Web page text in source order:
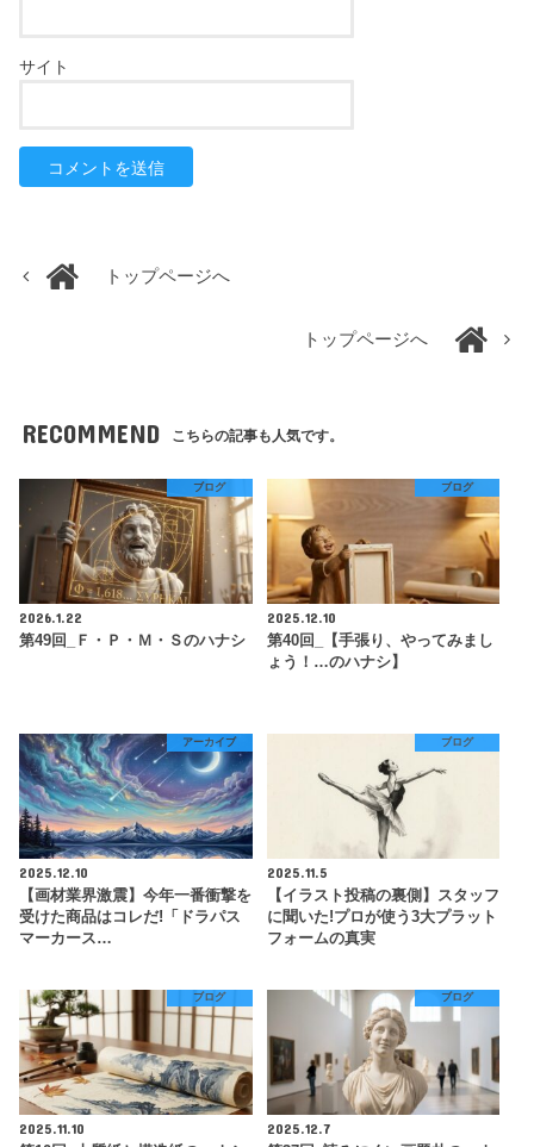
サイト
トップページへ
トップページへ
RECOMMEND こちらの記事も人気です。
ブログ
2026.1.22
第49回_Ｆ・Ｐ・Ｍ・Ｓのハナシ
ブログ
2025.12.10
第40回_【手張り、やってみまし
ょう！…のハナシ】
アーカイブ
2025.12.10
【画材業界激震】今年一番衝撃を
受けた商品はコレだ!「ドラパス
マーカース…
ブログ
2025.11.5
【イラスト投稿の裏側】スタッフ
に聞いた!プロが使う3大プラット
フォームの真実
ブログ
2025.11.10
ブログ
2025.12.7